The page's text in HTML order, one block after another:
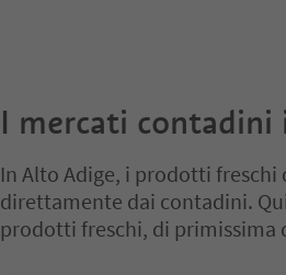
I mercati contadini
In Alto Adige, i prodotti
direttamente dai contadini.
prodotti freschi, di